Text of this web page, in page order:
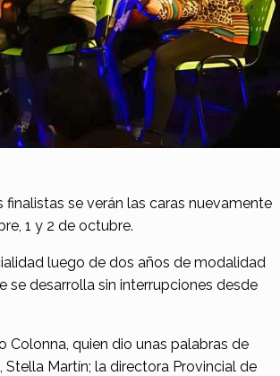
se verán las caras nuevamente
1 y 2 de octubre.
luego de dos años de modalidad
se desarrolla sin interrupciones desde
Colonna, quien dio unas palabras de
Martín; la directora Provincial de